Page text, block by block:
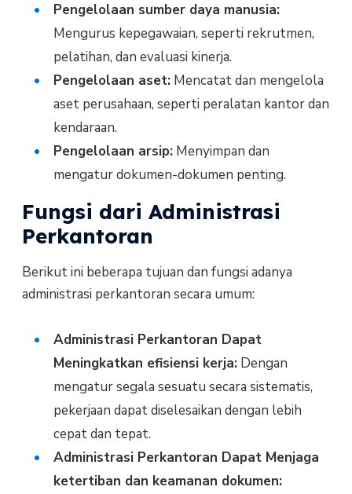
Pengelolaan sumber daya manusia:
Mengurus kepegawaian, seperti rekrutmen,
pelatihan, dan evaluasi kinerja.
Pengelolaan aset:Mencatat dan mengelola
aset perusahaan, seperti peralatan kantor dan
kendaraan.
Pengelolaan arsip:Menyimpan dan
mengatur dokumen-dokumen penting.
Fungsi dari Administrasi
Perkantoran
Berikut ini beberapa tujuan dan fungsi adanya
administrasi perkantoran secara umum:
Administrasi Perkantoran Dapat
Meningkatkan efisiensi kerja:Dengan
mengatur segala sesuatu secara sistematis,
pekerjaan dapat diselesaikan dengan lebih
cepat dan tepat.
Administrasi Perkantoran Dapat Menjaga
ketertiban dan keamanan dokumen: